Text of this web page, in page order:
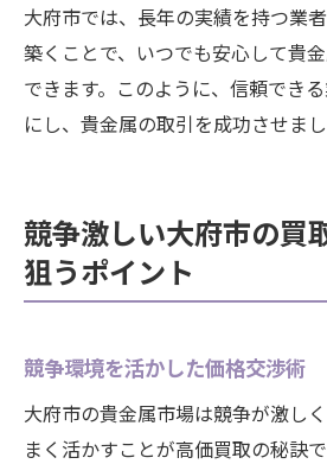
大府市では、長年の実績を持つ業
築くことで、いつでも安心して貴
できます。このように、信頼でき
にし、貴金属の取引を成功させまし
競争激しい大府市の買
狙うポイント
競争環境を活かした価格交渉術
大府市の貴金属市場は競争が激し
まく活かすことが高価買取の秘訣